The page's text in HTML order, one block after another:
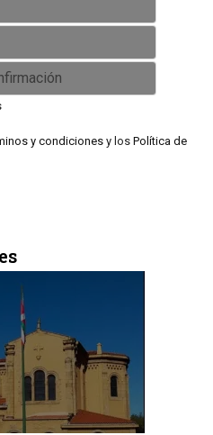
y condicionesy los Política de